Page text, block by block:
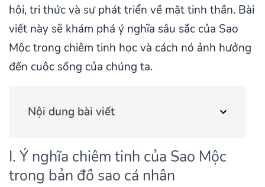
hội, tri thức và sự phát triển về mặt tinh thần. Bài
viết này sẽ khám phá ý nghĩa sâu sắc của Sao
Mộc trong chiêm tinh học và cách nó ảnh hưởng
đến cuộc sống của chúng ta.
Nội dung bài viết
I. Ý nghĩa chiêm tinh của Sao Mộc
trong bản đồ sao cá nhân